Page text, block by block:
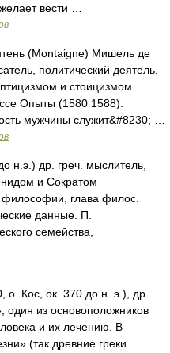
вести …
(Montaigne) Мишель де
политический деятель,
и стоицизмом.
Опыты (1580 1588).
мужчины служит&#8230; …
н.э.) др. греч. мыслитель,
и Сократом
философии, глава филос.
данные. П.
семейства,
ок. 370 до н. э.), др.
один из основоположников
и их лечению. В
(так древние греки